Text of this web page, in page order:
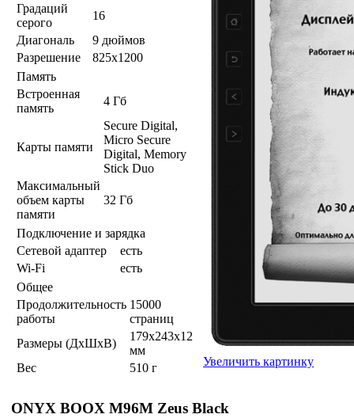
Градаций
серого
16
Диагональ
9 дюймов
Разрешение
825х1200
Память
Встроенная
память
4 Гб
Карты памяти
Secure Digital,
Micro Secure
Digital, Memory
Stick Duo
Максимальный
объем карты
памяти
32 Гб
Подключение и зарядка
Сетевой адаптер
есть
Wi-Fi
есть
Общее
Продолжительность
работы
15000
страниц
Размеры (ДхШхВ)
179x243x12
мм
Вес
510 г Увеличить картинку
ONYX BOOX M96M Zeus Black